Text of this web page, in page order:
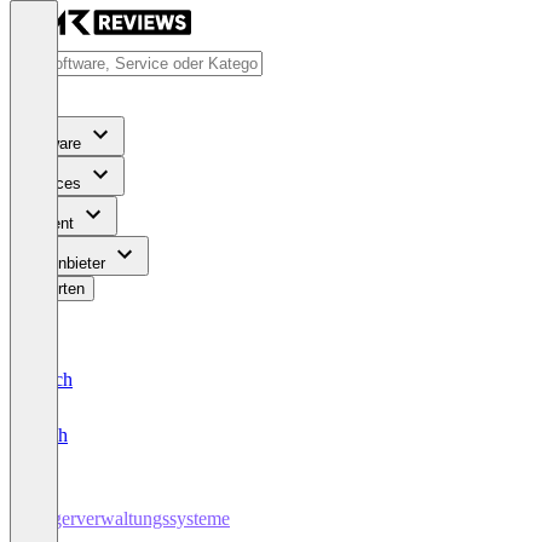
Software
Services
Content
Für Anbieter
Bewerten
Deutsch
English
Lagerverwaltungssysteme